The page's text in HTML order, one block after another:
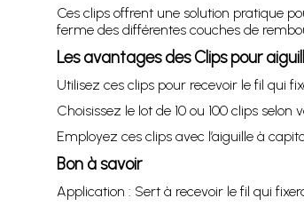
Ces clips offrent une solution pratique
ferme des différentes couches de
Les avantages des Clips pour
Utilisez ces clips pour recevoir le fil qui
Choisissez le lot de 10 ou 100 clips selon
Employez ces clips avec l’aiguille à
Bon à savoir
Application : Sert à recevoir le fil qui